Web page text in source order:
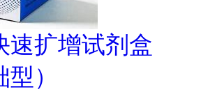
速扩增试剂盒
）